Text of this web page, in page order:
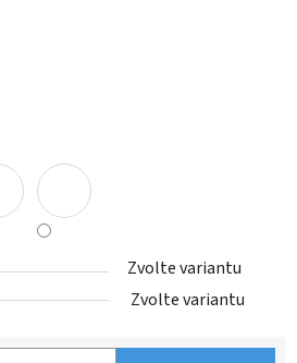
Zvolte variantu
Zvolte variantu